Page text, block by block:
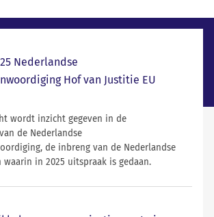
Nederlandse
Hof van Justitie EU
wordt inzicht gegeven in de
de Nederlandse
de inbreng van de Nederlandse
waarin in 2025 uitspraak is gedaan.